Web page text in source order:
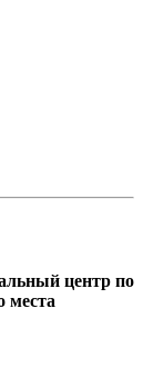
центр по
места